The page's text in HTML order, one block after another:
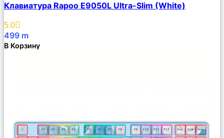
Описание
Избранное
Клавиатура Rapoo E9050L Ultra-Slim (White)
5.0
499 m
В Корзину